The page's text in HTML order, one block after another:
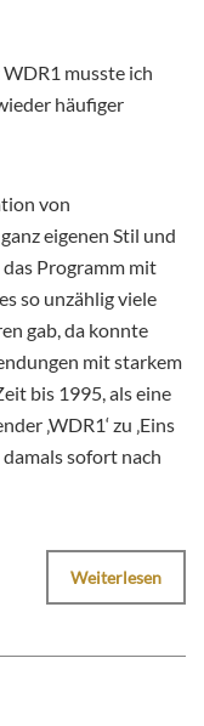
WDR1 musste ich
häufiger
von
eigenen Stil und
Programm mit
so unzählig viele
gab, da konnte
mit starkem
bis 1995, als eine
‚WDR1‘ zu ‚Eins
damals sofort nach
Weiterlesen